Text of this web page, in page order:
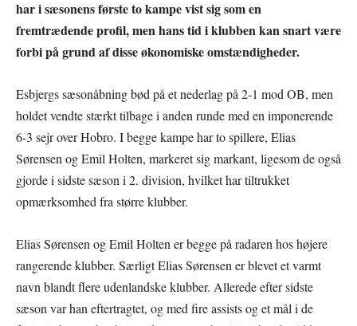
har i sæsonens første to kampe vist sig som en
fremtrædende profil, men hans tid i klubben kan snart være
forbi på grund af disse økonomiske omstændigheder.
Esbjergs sæsonåbning bød på et nederlag på 2-1 mod OB, men
holdet vendte stærkt tilbage i anden runde med en imponerende
6-3 sejr over Hobro. I begge kampe har to spillere, Elias
Sørensen og Emil Holten, markeret sig markant, ligesom de også
gjorde i sidste sæson i 2. division, hvilket har tiltrukket
opmærksomhed fra større klubber.
Elias Sørensen og Emil Holten er begge på radaren hos højere
rangerende klubber. Særligt Elias Sørensen er blevet et varmt
navn blandt flere udenlandske klubber. Allerede efter sidste
sæson var han eftertragtet, og med fire assists og et mål i de